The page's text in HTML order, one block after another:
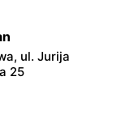
ul. Jurija
25
ul. Elbląska 37